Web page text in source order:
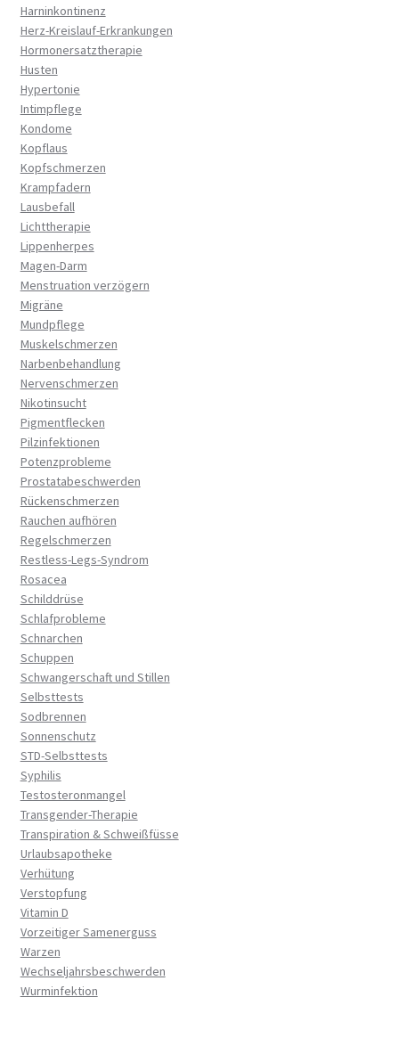
Harninkontinenz
Herz-Kreislauf-Erkrankungen
Hormonersatztherapie
Husten
Hypertonie
Intimpflege
Kondome
Kopflaus
Kopfschmerzen
Krampfadern
Lausbefall
Lichttherapie
Lippenherpes
Magen-Darm
Menstruation verzögern
Migräne
Mundpflege
Muskelschmerzen
Narbenbehandlung
Nervenschmerzen
Nikotinsucht
Pigmentflecken
Pilzinfektionen
Potenzprobleme
Prostatabeschwerden
Rückenschmerzen
Rauchen aufhören
Regelschmerzen
Restless-Legs-Syndrom
Rosacea
Schilddrüse
Schlafprobleme
Schnarchen
Schuppen
Schwangerschaft und Stillen
Selbsttests
Sodbrennen
Sonnenschutz
STD-Selbsttests
Syphilis
Testosteronmangel
Transgender-Therapie
Transpiration & Schweißfüsse
Urlaubsapotheke
Verhütung
Verstopfung
Vitamin D
Vorzeitiger Samenerguss
Warzen
Wechseljahrsbeschwerden
Wurminfektion